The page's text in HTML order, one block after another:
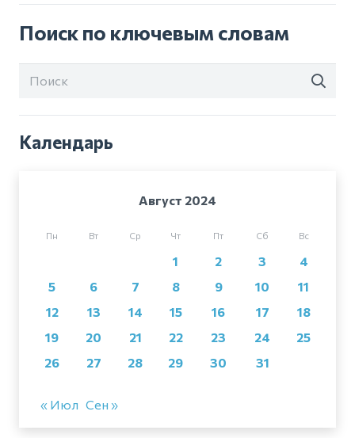
Поиск по ключевым словам
Календарь
Август 2024
Пн Вт Ср Чт Пт Сб Вс
1 2 3
4
5
6 7 8 9 10
11
12
13 14 15 16 17
18
19
20 21 22 23 24
25
26
27 28 29 30 31
« Июл Сен »